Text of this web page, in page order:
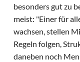
besonders gut zu
meist: "Einer für
wachsen, stellen
Regeln folgen,
daneben noch